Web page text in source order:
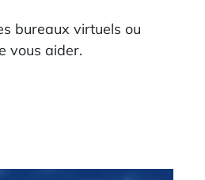
bureaux virtuels ou
vous aider.